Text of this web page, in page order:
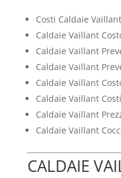
Costi Caldaie
Caldaie Vaillant
Caldaie Vaillant
Caldaie Vaillant
Caldaie Vaillant
Caldaie Vaillant
Caldaie Vaillant
Caldaie Vaillant
CALDAIE